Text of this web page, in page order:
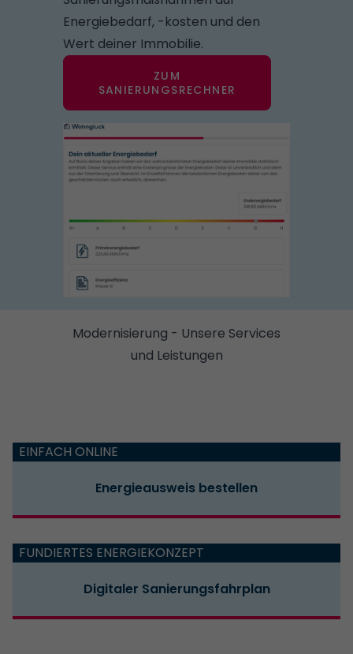
Energiebedarf, -kosten und den
Wert deiner Immobilie.
ZUM
SANIERUNGSRECHNER
Modernisierung - Unsere Services
und Leistungen
EINFACH ONLINE
Energieausweis bestellen
FUNDIERTES ENERGIEKONZEPT
Digitaler Sanierungsfahrplan